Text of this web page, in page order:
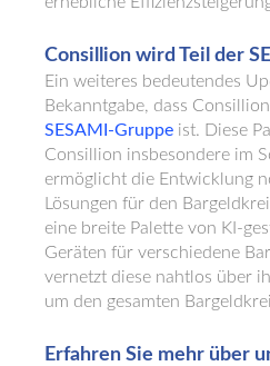
Consillion wird Teil der
Ein weiteres bedeutendes
Bekanntgabe, dass
SESAMI-Gruppe ist. Diese
Consillion insbesondere im
ermöglicht die Entwicklung
Lösungen für den
eine breite Palette von KI-
Geräten für verschiedene
vernetzt diese nahtlos über
um den gesamten
Erfahren Sie mehr über